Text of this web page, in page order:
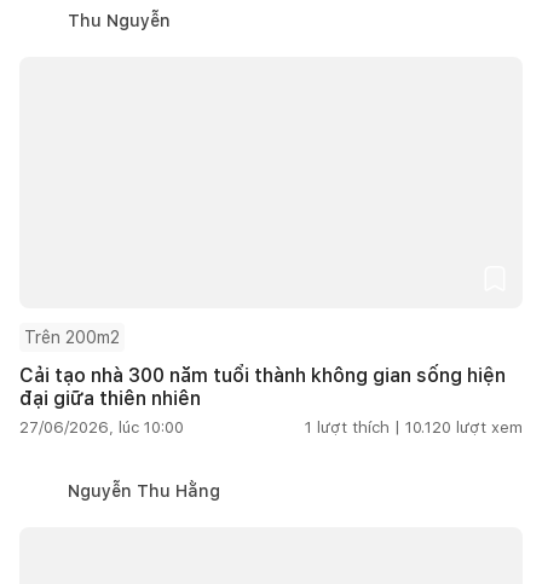
Thu Nguyễn
Trên 200m2
Cải tạo nhà 300 năm tuổi thành không gian sống hiện
đại giữa thiên nhiên
27/06/2026, lúc 10:00 1 lượt thích | 10.120 lượt xem
Nguyễn Thu Hằng